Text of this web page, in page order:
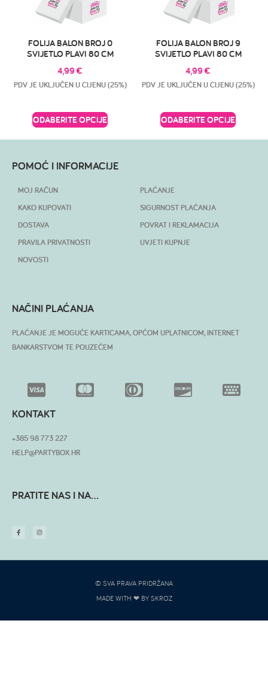
FOLIJA BALON BROJ 0
SVIJETLO PLAVI 80 CM
4,99€
PDV JE UKLJUČEN U CIJENU (25%)
ODABERITE OPCIJE
FOLIJA BALON BROJ 9
SVIJETLO PLAVI 80 CM
4,99€
PDV JE UKLJUČEN U CIJENU (25%)
ODABERITE OPCIJE
POMOĆ I INFORMACIJE
MOJ RAČUN
KAKO KUPOVATI
DOSTAVA
PRAVILA PRIVATNOSTI
NOVOSTI
PLAĆANJE
SIGURNOST PLAĆANJA
POVRAT I REKLAMACIJA
UVJETI KUPNJE
NAČINI PLAĆANJA
PLAĆANJE JE MOGUĆE KARTICAMA, OPĆOM UPLATNICOM, INTERNET
BANKARSTVOM TE POUZEĆEM
KONTAKT
+385 98 773 227
HELP@PARTYBOX.HR
PRATITE NAS I NA...
© SVA PRAVA PRIDRŽANA
MADE WITH ❤ BY SKROZ